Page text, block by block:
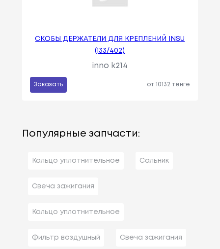
СКОБЫ ДЕРЖАТЕЛИ ДЛЯ КРЕПЛЕНИЙ INSU
(133/402)
inno k214
Заказать от 10132 тенге
Популярные запчасти:
Кольцо уплотнительное Сальник
Свеча зажигания
Кольцо уплотнительное
Фильтр воздушный Свеча зажигания